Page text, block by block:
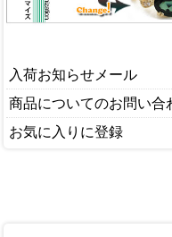
入荷お知らせメール
商品についてのお問い合
お気に入りに登録